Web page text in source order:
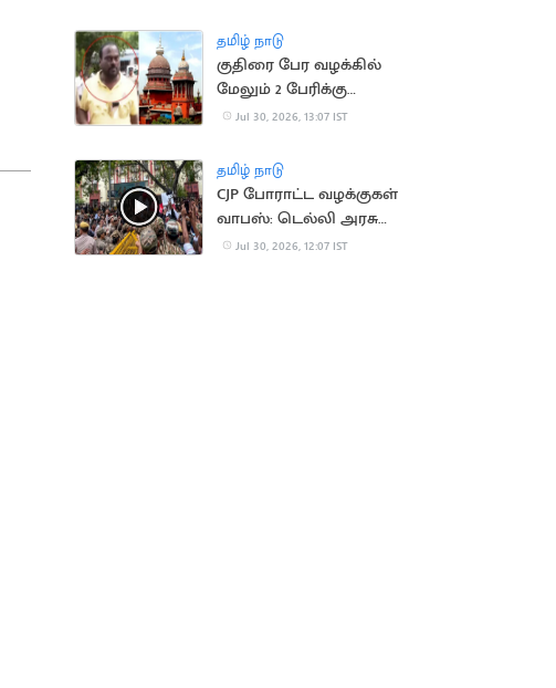
தமிழ் நாடு
குதிரை பேர வழக்கில்
மேலும் 2 பேரிக்கு
ஜாமீன்
Jul 30, 2026, 13:07 IST
தமிழ் நாடு
CJP போராட்ட வழக்குகள்
வாபஸ்: டெல்லி அரசு
உத்தரவு
Jul 30, 2026, 12:07 IST